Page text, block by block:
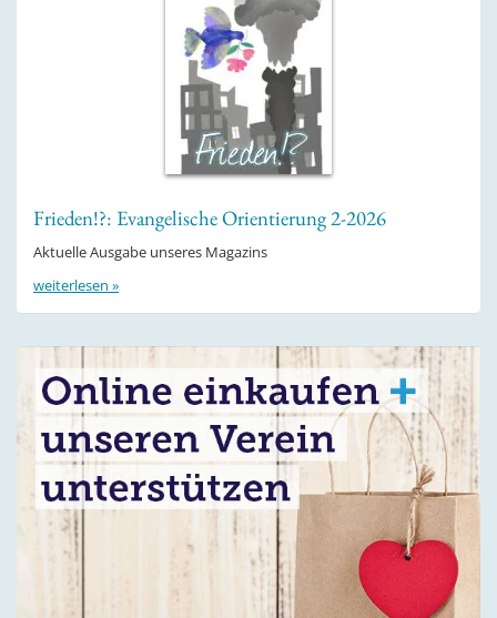
Frieden!?: Evangelische Orientierung 2-2026
Aktuelle Ausgabe unseres Magazins
weiterlesen »